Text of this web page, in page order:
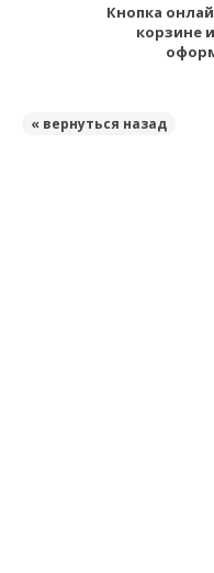
Кнопка
корзине
« вернуться назад